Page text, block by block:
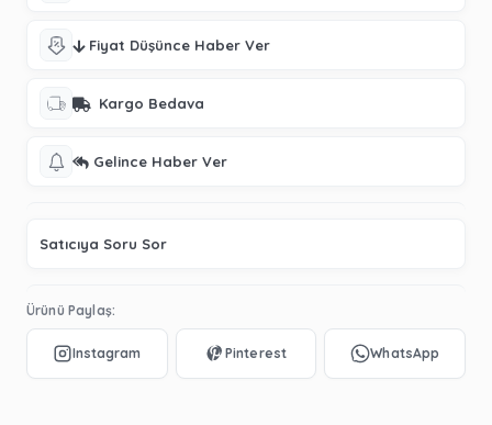
Fiyat Düşünce Haber Ver
Kargo Bedava
Gelince Haber Ver
Satıcıya Soru Sor
Ürünü Paylaş: